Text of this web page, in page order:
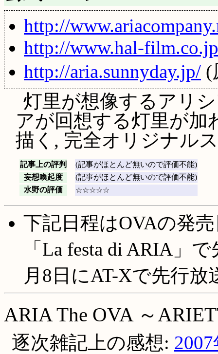
http://
http://www.hal-
http://aria.sunnyday.jp/ (
灯里が想像するアリ
アが回想する灯里が
描く, 完全オリジナル
記事上の評判
(記事がほとんど無いので評価不能)
妄想喚起度
(記事がほとんど無いので評価不能)
水野の評価
☆☆☆☆☆
下記日程はOVAの発
「La festa di ARIA」
月8日にAT-Xで先行
ARIA The OVA ～
逐次雑記上の感想: